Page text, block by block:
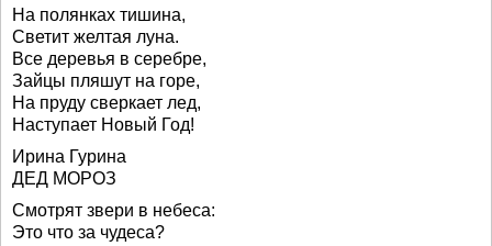
На полянках тишина,
Светит желтая луна.
Все деревья в серебре,
Зайцы пляшут на горе,
На пруду сверкает лед,
Наступает Новый Год!
Ирина Гурина
ДЕД МОРОЗ
Смотрят звери в небеса:
Это что за чудеса?